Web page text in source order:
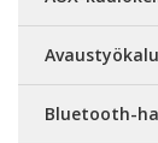
Bluetooth-